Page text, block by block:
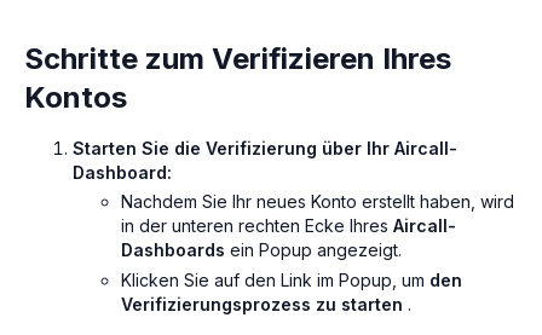
Schritte zum Verifizieren Ihres
Kontos
Starten Sie die Verifizierung über Ihr Aircall-
Dashboard:
Nachdem Sie Ihr neues Konto erstellt haben, wird
in der unteren rechten Ecke Ihres Aircall-
Dashboards ein Popup angezeigt.
Klicken Sie auf den Link im Popup, um den
Verifizierungsprozess zu starten .